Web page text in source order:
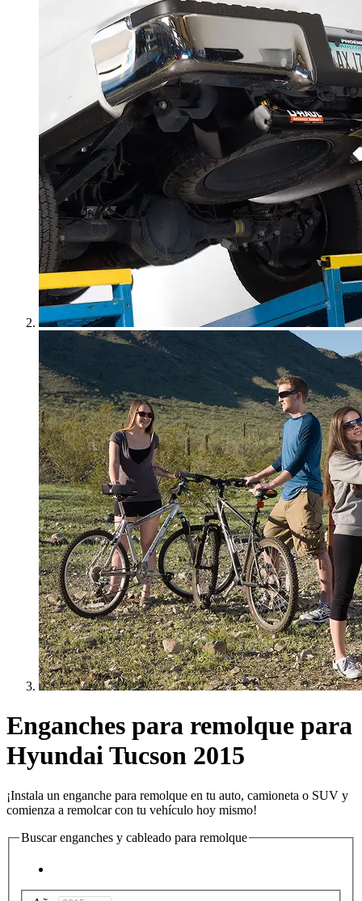
Enganches para remolque para
Hyundai Tucson 2015
¡Instala un enganche para remolque en tu auto, camioneta o SUV y
comienza a remolcar con tu vehículo hoy mismo!
Buscar enganches y cableado para remolque